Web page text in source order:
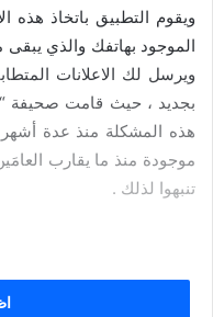
ويقوم التطبيق باتخاذ هذه
الموجود بهاتفك والذي
ويرسل لك الاعلانات
بجديد ، حيث قامت صحيفة
هذه المشكلة منذ عدة
موجودة منذ ما يقارب
تنبهوا لذلك .